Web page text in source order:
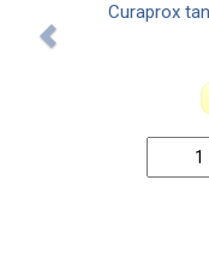
Curaprox